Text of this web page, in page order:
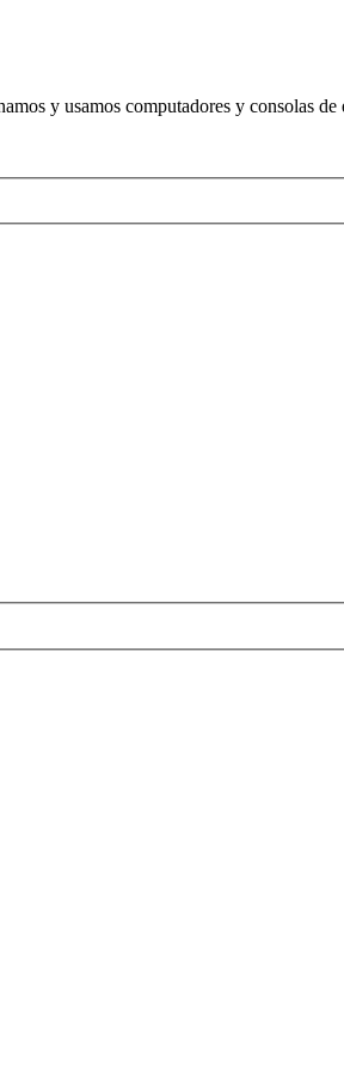
y usamos computadores y consolas de